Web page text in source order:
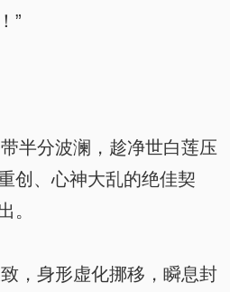
”
半分波澜，趁净世白莲压
创、心神大乱的绝佳契
。
，身形虚化挪移，瞬息封